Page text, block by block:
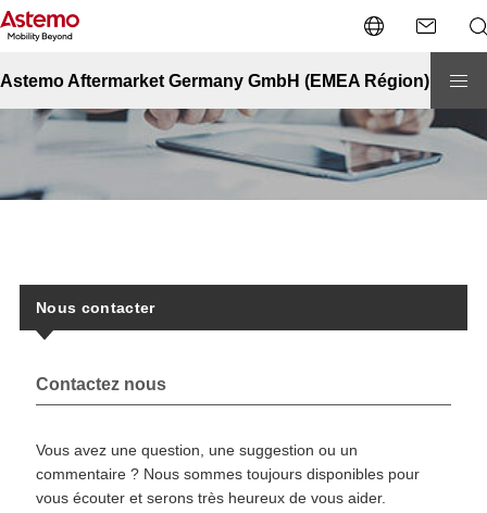
Astemo Aftermarket Germany GmbH (EMEA Région)
Accueil Nous contacter
Nous contacter
Contactez nous
Vous avez une question, une suggestion ou un
commentaire ? Nous sommes toujours disponibles pour
vous écouter et serons très heureux de vous aider.